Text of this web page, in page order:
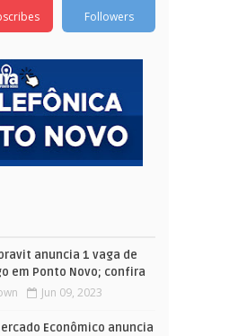
Followers
anuncia 1 vaga de
em Ponto Novo; confira
Jun 09, 2023
Econômico anuncia